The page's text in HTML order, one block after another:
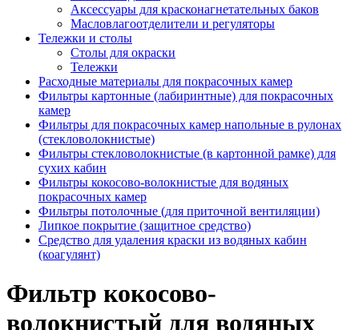
Аксессуары для красконагнетательных баков
Масловлагоотделители и регуляторы
Тележки и столы
Столы для окраски
Тележки
Расходные материалы для покрасочных камер
Фильтры картонные (лабиринтные) для покрасочных
камер
Фильтры для покрасочных камер напольные в рулонах
(стекловолокнистые)
Фильтры стекловолокнистые (в картонной рамке) для
сухих кабин
Фильтры кокосово-волокнистые для водяных
покрасочных камер
Фильтры потолочные (для приточной вентиляции)
Липкое покрытие (защитное средство)
Средство для удаления краски из водяных кабин
(коагулянт)
Фильтр кокосово-
волокнистый для водяных